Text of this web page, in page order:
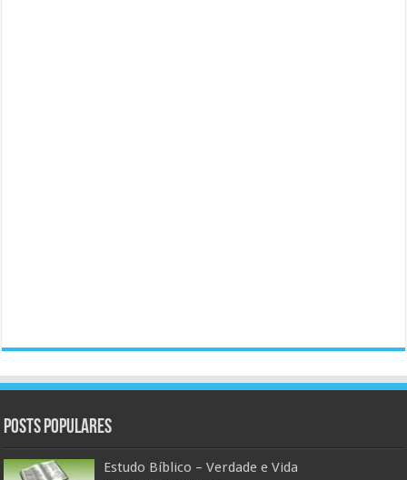
Posts populares
Estudo Bíblico – Verdade e Vida